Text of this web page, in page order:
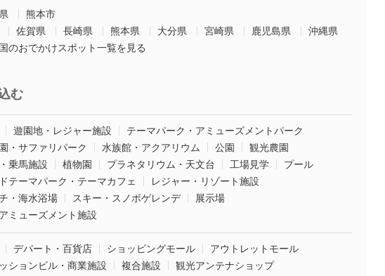
熊本市
佐賀県 長崎県 熊本県 大分県 宮崎県 鹿児島県
沖縄県
のおでかけスポット一覧を見る
む
遊園地・レジャー施設
テーマパーク・アミューズメントパーク
・サファリパーク
水族館・アクアリウム 公園
観光農園
乗馬施設
植物園 プラネタリウム・天文台 工場見学
プール
テーマパーク・テーマカフェ
レジャー・リゾート施設
・海水浴場
スキー・スノボゲレンデ
展示場
ミューズメント施設
デパート・百貨店 ショッピングモール
アウトレットモール
ションビル・商業施設
複合施設 観光アンテナショップ